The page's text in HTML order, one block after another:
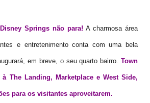
Springs não para!A charmosa área
e entretenimento conta com uma bela
em breve, o seu quarto bairro. Town
The Landing, Marketplace e West Side,
para os visitantes aproveitarem.